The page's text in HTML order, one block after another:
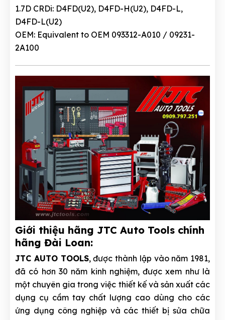
1.7D CRDi: D4FD(U2), D4FD-H(U2), D4FD-L,
D4FD-L(U2)
OEM: Equivalent to OEM 093312-A010 / 09231-
2A100
Giới thiệu hãng JTC Auto Tools chính
hãng Đài Loan:
JTC AUTO TOOLS, được thành lập vào năm 1981,
đã có hơn 30 năm kinh nghiệm, được xem như là
một chuyên gia trong việc thiết kế và sản xuất các
dụng cụ cầm tay chất lượng cao dùng cho các
ứng dụng công nghiệp và các thiết bị sửa chữa